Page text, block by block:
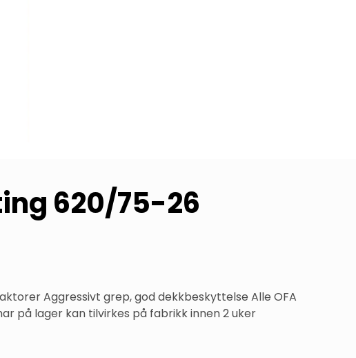
620/75-26
Aggressivt grep, god dekkbeskyttelse Alle OFA
på lager kan tilvirkes på fabrikk innen 2 uker